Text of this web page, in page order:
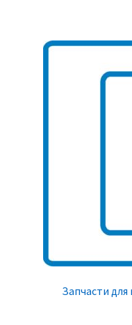
Запчасти